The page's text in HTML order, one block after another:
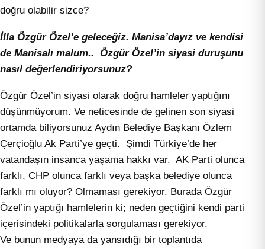
doğru olabilir sizce?
İlla Özgür Özel’e geleceğiz. Manisa’dayız ve kendisi
de Manisalı malum.. Özgür Özel’in siyasi duruşunu
nasıl değerlendiriyorsunuz?
Özgür Özel’in siyasi olarak doğru hamleler yaptığını
düşünmüyorum. Ve neticesinde de gelinen son siyasi
ortamda biliyorsunuz Aydın Belediye Başkanı Özlem
Çerçioğlu Ak Parti’ye geçti. Şimdi Türkiye’de her
vatandaşın insanca yaşama hakkı var. AK Parti olunca
farklı, CHP olunca farklı veya başka belediye olunca
farklı mı oluyor? Olmaması gerekiyor. Burada Özgür
Özel’in yaptığı hamlelerin ki; neden geçtiğini kendi parti
içerisindeki politikalarla sorgulaması gerekiyor.
Ve bunun medyaya da yansıdığı bir toplantıda